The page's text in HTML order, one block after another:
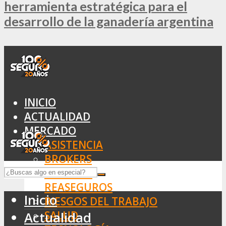
herramienta estratégica para el
desarrollo de la ganadería argentina
INICIO
ACTUALIDAD
MERCADO
ASISTENCIA
BROKERS
SEGUROS
REASEGUROS
RIESGOS DEL TRABAJO
SALUD
Inicio
Actualidad